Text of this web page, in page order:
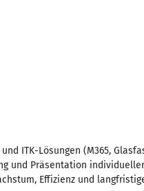
ITK-Lösungen (M365,
und Präsentation
Effizienz und